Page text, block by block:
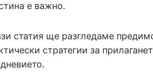
е важно.
статия ще разгледаме
стратегии за